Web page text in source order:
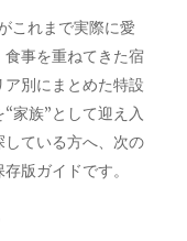
これまで実際に愛
事を重ねてきた宿
別にまとめた特設
家族”として迎え入
ている方へ、次の
版ガイドです。